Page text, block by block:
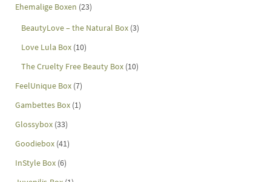
Ehemalige Boxen (23)
BeautyLove – the Natural Box (3)
Love Lula Box (10)
The Cruelty Free Beauty Box (10)
FeelUnique Box (7)
Gambettes Box (1)
Glossybox (33)
Goodiebox (41)
InStyle Box (6)